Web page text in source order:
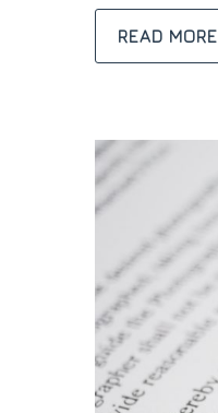
READ MORE